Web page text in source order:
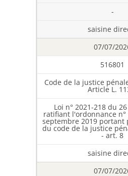
-
saisine
07/07/
516801
Code de la justice
Article L.
Loi n° 2021-218 du
ratifiant l'ordonnance n°
septembre 2019 portant
du code de la justice
- art. 8
saisine
07/07/